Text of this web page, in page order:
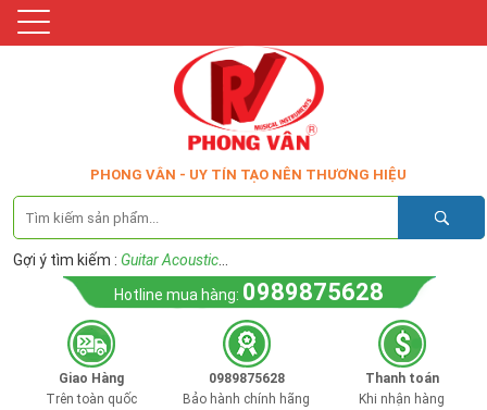
PHONG VÂN - UY TÍN TẠO NÊN THƯƠNG HIỆU
Gợi ý tìm kiếm : Guitar Acoustic
Hotline mua hàng: 0989875628
Giao Hàng
Trên toàn quốc
0989875628
Bảo hành chính hãng
Thanh toán
Khi nhận hàng